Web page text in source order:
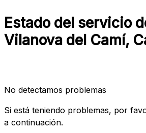
Estado del servicio
Vilanova del Camí,
No detectamos problemas
Si está teniendo problemas, por
a continuación.